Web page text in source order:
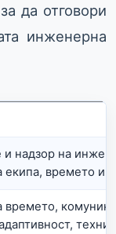
да отговори
инженерна
и надзор на
екипа, времето и
времето,